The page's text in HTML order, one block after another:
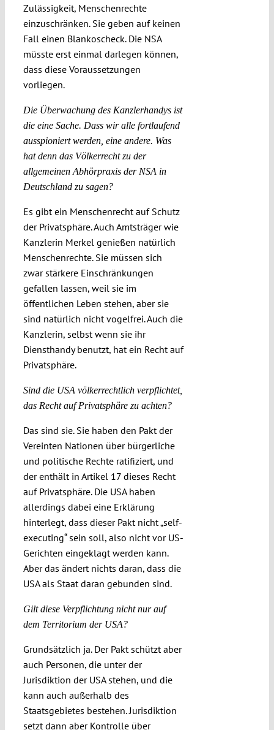
Zulässigkeit, Menschenrechte
einzuschränken. Sie geben auf keinen
Fall einen Blankoscheck. Die NSA
müsste erst einmal darlegen können,
dass diese Voraussetzungen
vorliegen.
Die Überwachung des Kanzlerhandys ist
die eine Sache. Dass wir alle fortlaufend
ausspioniert werden, eine andere. Was
hat denn das Völkerrecht zu der
allgemeinen Abhörpraxis der NSA in
Deutschland zu sagen?
Es gibt ein Menschenrecht auf Schutz
der Privatsphäre. Auch Amtsträger wie
Kanzlerin Merkel genießen natürlich
Menschenrechte. Sie müssen sich
zwar stärkere Einschränkungen
gefallen lassen, weil sie im
öffentlichen Leben stehen, aber sie
sind natürlich nicht vogelfrei. Auch die
Kanzlerin, selbst wenn sie ihr
Diensthandy benutzt, hat ein Recht auf
Privatsphäre.
Sind die USA völkerrechtlich verpflichtet,
das Recht auf Privatsphäre zu achten?
Das sind sie. Sie haben den Pakt der
Vereinten Nationen über bürgerliche
und politische Rechte ratifiziert, und
der enthält in Artikel 17 dieses Recht
auf Privatsphäre. Die USA haben
allerdings dabei eine Erklärung
hinterlegt, dass dieser Pakt nicht „self-
executing“ sein soll, also nicht vor US-
Gerichten eingeklagt werden kann.
Aber das ändert nichts daran, dass die
USA als Staat daran gebunden sind.
Gilt diese Verpflichtung nicht nur auf
dem Territorium der USA?
Grundsätzlich ja. Der Pakt schützt aber
auch Personen, die unter der
Jurisdiktion der USA stehen, und die
kann auch außerhalb des
Staatsgebietes bestehen. Jurisdiktion
setzt dann aber Kontrolle über